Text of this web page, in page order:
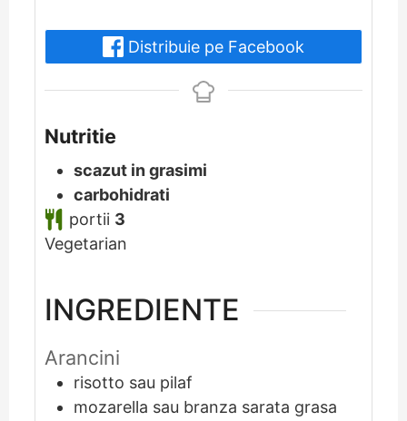
Distribuie pe Facebook
Nutritie
scazut in grasimi
carbohidrati
portii 3
Vegetarian
INGREDIENTE
Arancini
risotto sau pilaf
mozarella sau branza sarata grasa